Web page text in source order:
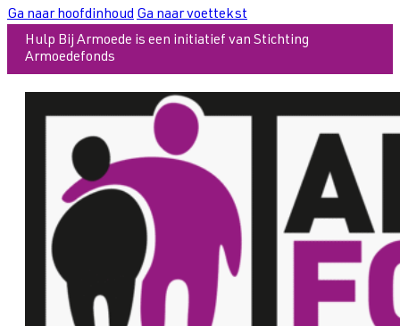
Ga naar hoofdinhoud Ga naar voettekst
Hulp Bij Armoede is een initiatief van Stichting
Armoedefonds